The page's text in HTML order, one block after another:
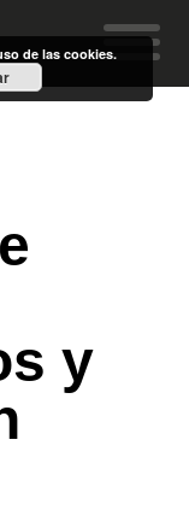
y
de las cookies.